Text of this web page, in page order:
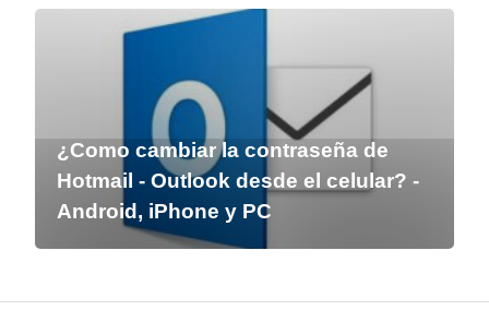
¿Como cambiar la contraseña de
Hotmail - Outlook desde el celular? -
Android, iPhone y PC